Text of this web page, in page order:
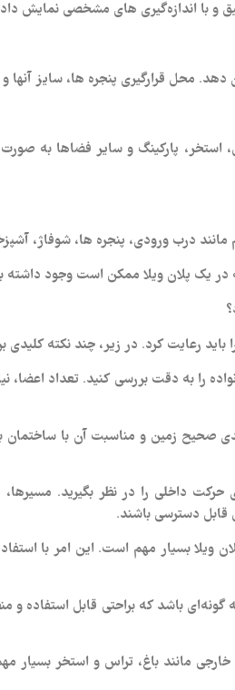
و با اندازه‌گیری‌ های مشخصی
دهد. محل قرارگیری پنجره‌ ها، سایز
استخر، پارکینگ و سایر فضاها به
مانند درب ورودی، پنجره‌ ها، شوفاژ،
در یک پلان ویلا ممکن است وجود
رعایت کرد. در زیر، چند نکته کلیدی
خانواده را به دقت بررسی کنید. تعداد
صحیح زمین و مناسبت آن با
حرکت داخلی را در نظر بگیرید.
قابل دسترسی باشند.
ویلا بسیار مهم است. این امر با
گونه‌ای باشد که براحتی قابل استفاده
خارجی مانند باغ، تراس و استخر بسیار